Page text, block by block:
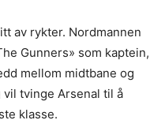
av rykter. Nordmannen
Gunners» som kaptein,
mellom midtbane og
tvinge Arsenal til å
klasse.